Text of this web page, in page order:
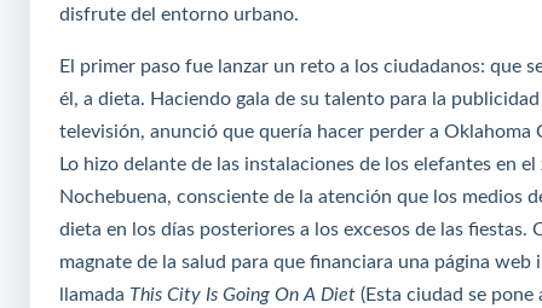
disfrute del entorno urbano.
El primer paso fue lanzar un reto a los ciudadanos: que
él, a dieta. Haciendo gala de su talento para la
televisión, anunció que quería hacer perder a Oklahoma
Lo hizo delante de las instalaciones de los elefantes en el
Nochebuena, consciente de la atención que los medios
dieta en los días posteriores a los excesos de las fiestas.
magnate de la salud para que financiara una página web
llamada This City Is Going On A Diet (Esta ciudad se pone